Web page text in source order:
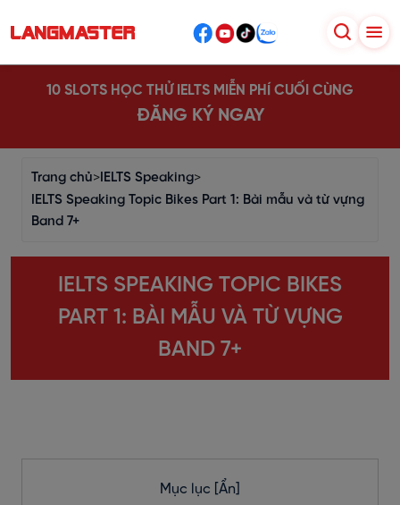
10 SLOTS HỌC THỬ IELTS MIỄN PHÍ CUỐI CÙNG
ĐĂNG KÝ NGAY
Trang chủ> IELTS Speaking>
IELTS Speaking Topic Bikes Part 1: Bài mẫu và từ vựng
Band 7+
IELTS SPEAKING TOPIC BIKES
PART 1: BÀI MẪU VÀ TỪ VỰNG
BAND 7+
Mục lục [Ẩn]